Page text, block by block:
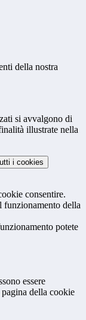
della nostra
si avvalgono di
illustrate nella
i cookies
consentire.
funzionamento della
potete
essere
della cookie